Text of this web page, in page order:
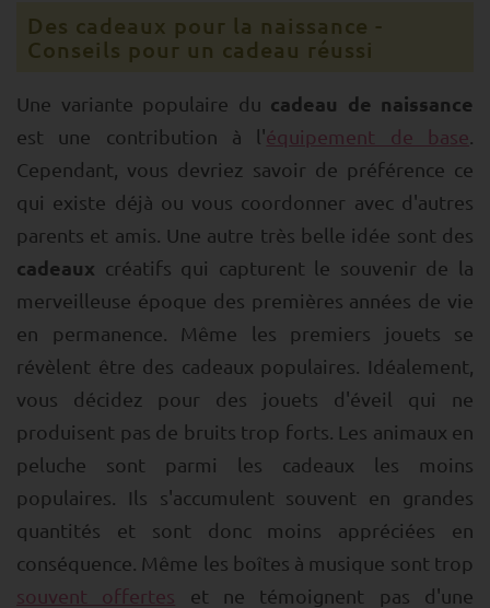
Des cadeaux pour la naissance -
Conseils pour un cadeau réussi
Une variante populaire du cadeau de naissance
est une contribution à l'équipement de base
Cependant, vous devriez savoir de préférence ce
qui existe déjà ou vous coordonner avec d'autres
parents et amis. Une autre très belle idée sont des
cadeaux créatifs qui capturent le souvenir de la
merveilleuse époque des premières années de vie
en permanence. Même les premiers jouets se
révèlent être des cadeaux populaires. Idéalement,
vous décidez pour des jouets d'éveil qui ne
produisent pas de bruits trop forts. Les animaux en
peluche sont parmi les cadeaux les moins
populaires. Ils s'accumulent souvent en grandes
quantités et sont donc moins appréciées en
conséquence. Même les boîtes à musique sont trop
souvent offertes et ne témoignent pas d'une